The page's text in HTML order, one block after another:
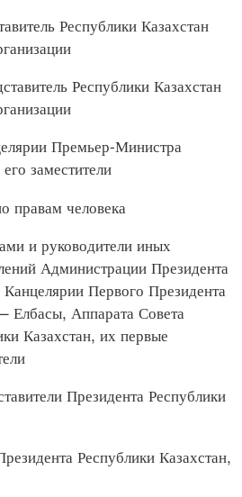
Республики Казахстан
Республики Казахстан
Премьер-Министра
заместители
человека
и руководители иных
Администрации Президента
Первого Президента
Елбасы, Аппарата Совета
Казахстан, их первые
Президента Республики
Республики Казахстан,